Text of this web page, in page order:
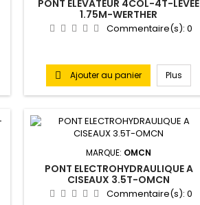
PONT ELEVATEUR 4COL-4T-LEVEE
1.75M-WERTHER
Commentaire(s): 0
 Ajouter au panier Plus
MARQUE: OMCN
PONT ELECTROHYDRAULIQUE A
CISEAUX 3.5T-OMCN
Commentaire(s): 0